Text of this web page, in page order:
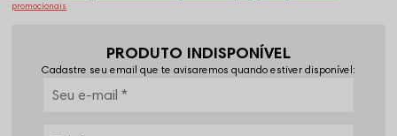
promocionais
PRODUTO INDISPONÍVEL
Cadastre seu email que te avisaremos quando estiver disponível: